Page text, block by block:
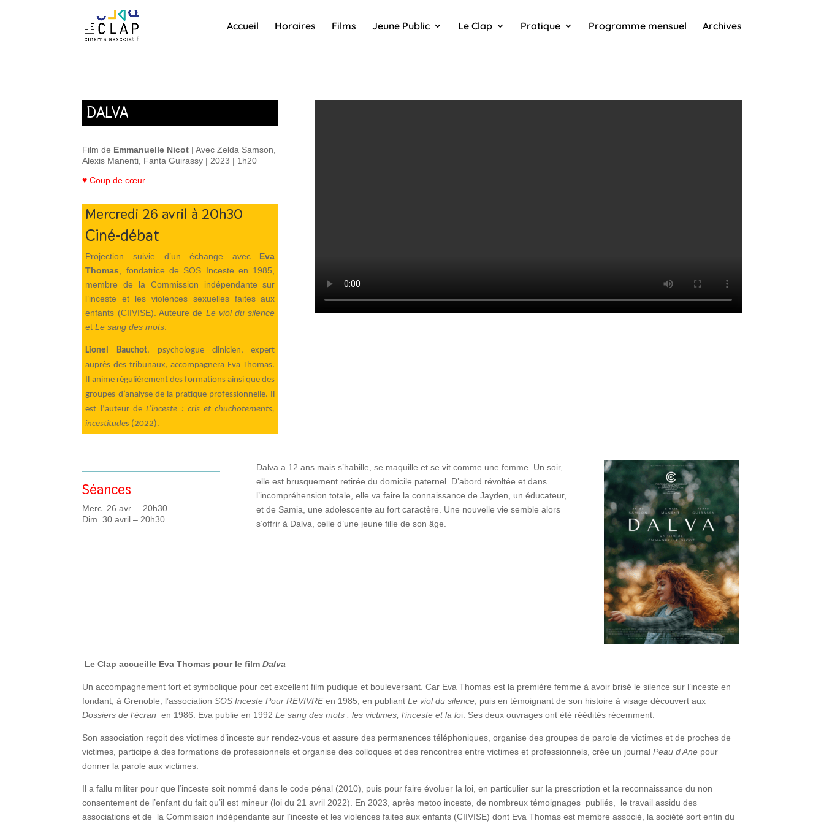
Accueil Horaires Films Jeune Public Le Clap Pratique Programme mensuel Archives
DALVA
Film de Emmanuelle Nicot | Avec Zelda Samson,
Alexis Manenti, Fanta Guirassy | 2023 | 1h20
♥ Coup de cœur
Mercredi 26 avril à 20h30
Ciné-débat
Projection suivie d’un échange avec Eva
Thomas , fondatrice de SOS Inceste en 1985,
membre de la Commission indépendante sur
l’inceste et les violences sexuelles faites aux
enfants (CIIVISE). Auteure de Le viol du silence
etLe sang des mots
Lionel Bauchot, psychologue clinicien, expert
auprès des tribunaux, accompagnera Eva Thomas.
Il anime régulièrement des formations ainsi que des
groupes d’analyse de la pratique professionnelle. Il
est
l’auteur deL’inceste : cris et chuchotements,
incestitudes (2022).
Séances
Merc. 26 avr. – 20h30
Dim. 30 avril – 20h30
Dalva a 12 ans mais s’habille, se maquille et se vit comme une femme. Un soir,
elle est brusquement retirée du domicile paternel. D’abord révoltée et dans
l’incompréhension totale, elle va faire la connaissance de Jayden, un éducateur,
et de Samia, une adolescente au fort caractère. Une nouvelle vie semble alors
s’offrir à Dalva, celle d’une jeune fille de son âge.
Le Clap accueille Eva Thomas pour le filmDalva
Un accompagnement fort et symbolique pour cet excellent film pudique et bouleversant. Car Eva Thomas est la première femme à avoir brisé le silence sur l’inceste en
fondant, à Grenoble, l’associationSOS Inceste Pour REVIVREen 1985, en publiantLe viol du silence , puis en témoignant de son histoire à visage découvert aux
Dossiers de l’écran en 1986. Eva publie en 1992Le sang des mots : les victimes, l’inceste et la loi. Ses deux ouvrages ont été réédités récemment.
Son association reçoit des victimes d’inceste sur rendez-vous et assure des permanences téléphoniques, organise des groupes de parole de victimes et de proches de
victimes, participe à des formations de professionnels et organise des colloques et des rencontres entre victimes et professionnels, crée un journalPeau d’Ane pour
donner la parole aux victimes.
Il a fallu militer pour que l’inceste soit nommé dans le code pénal (2010), puis pour faire évoluer la loi, en particulier sur la prescription et la reconnaissance du non
consentement de l’enfant du fait qu’il est mineur (loi du 21 avril 2022). En 2023, après metoo inceste, de nombreux témoignages publiés, le travail assidu des
associations et de la Commission indépendante sur l’inceste et les violences faites aux enfants (CIIVISE) dont Eva Thomas est membre associé, la société sort enfin du